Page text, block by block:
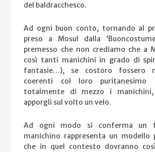
del baldracchesco.
Ad ogni buon conto, tornando al
preso a Mosul dalla ‘Buoncostume
premesso che non crediamo che a
così tanti manichini in grado di
fantasie…), se costoro fossero
coerenti col loro puritanesimo
totalmente di mezzo i
apporgli sul volto un velo.
Ad ogni modo si conferma un
manichino rappresenta un modello
che in quel contesto dovranno